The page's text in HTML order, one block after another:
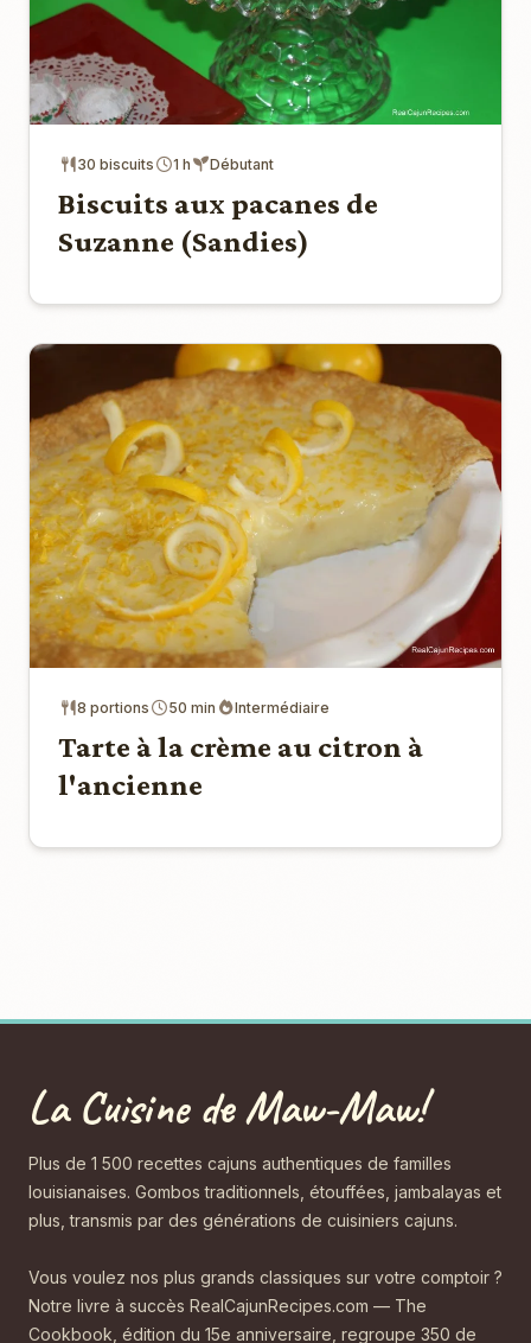
30 biscuits 1 h Débutant
Biscuits aux pacanes de
Suzanne (Sandies)
8 portions 50 min Intermédiaire
Tarte à la crème au citron à
l'ancienne
La Cuisine de Maw-Maw!
Plus de 1 500 recettes cajuns authentiques de familles
louisianaises. Gombos traditionnels, étouffées, jambalayas et
plus, transmis par des générations de cuisiniers cajuns.
Vous voulez nos plus grands classiques sur votre comptoir ?
Notre livre à succès RealCajunRecipes.com — The
Cookbook, édition du 15e anniversaire, regroupe 350 de